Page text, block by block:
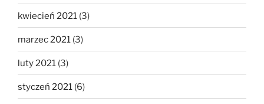
kwiecień 2021 (3)
marzec 2021 (3)
luty 2021 (3)
styczeń 2021 (6)